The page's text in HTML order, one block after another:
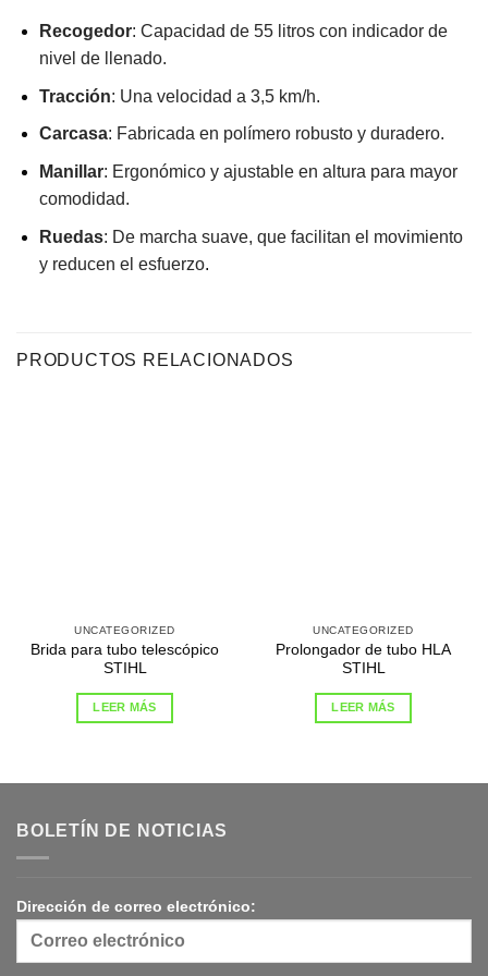
Recogedor: Capacidad de 55 litros con indicador de
nivel de llenado.
Tracción: Una velocidad a 3,5 km/h.
Carcasa: Fabricada en polímero robusto y duradero.
Manillar: Ergonómico y ajustable en altura para mayor
comodidad.
Ruedas: De marcha suave, que facilitan el movimiento
y reducen el esfuerzo.
PRODUCTOS RELACIONADOS
UNCATEGORIZED
Brida para tubo telescópico
STIHL
LEER MÁS
UNCATEGORIZED
Prolongador de tubo HLA
STIHL
LEER MÁS
BOLETÍN DE NOTICIAS
Dirección de correo electrónico: